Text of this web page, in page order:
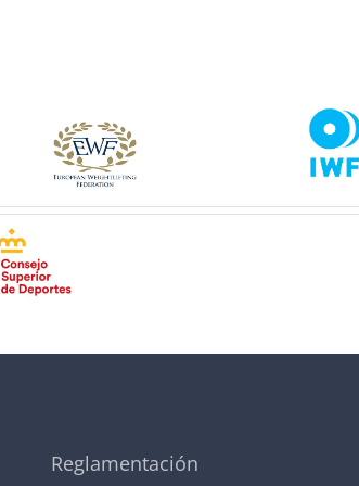
Reglamentación